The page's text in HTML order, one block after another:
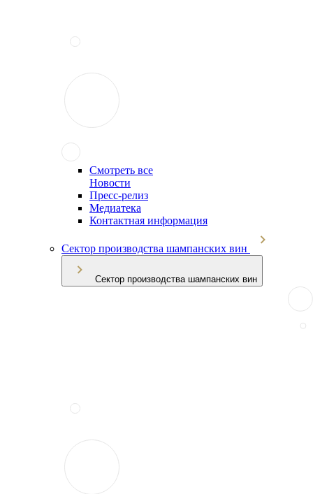
Смотреть все
Новости
Пресс-релиз
Медиатека
Контактная информация
Сектор производства шампанских вин
Сектор производства шампанских вин